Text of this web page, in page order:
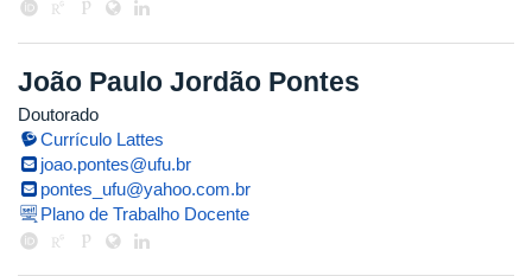
João Paulo Jordão Pontes
Doutorado
Currículo Lattes
joao.pontes@ufu.br
pontes_ufu@yahoo.com.br
Plano de Trabalho Docente